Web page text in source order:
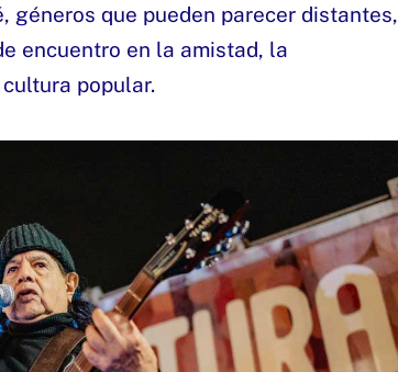
géneros que pueden parecer distantes,
encuentro en la amistad, la
popular.